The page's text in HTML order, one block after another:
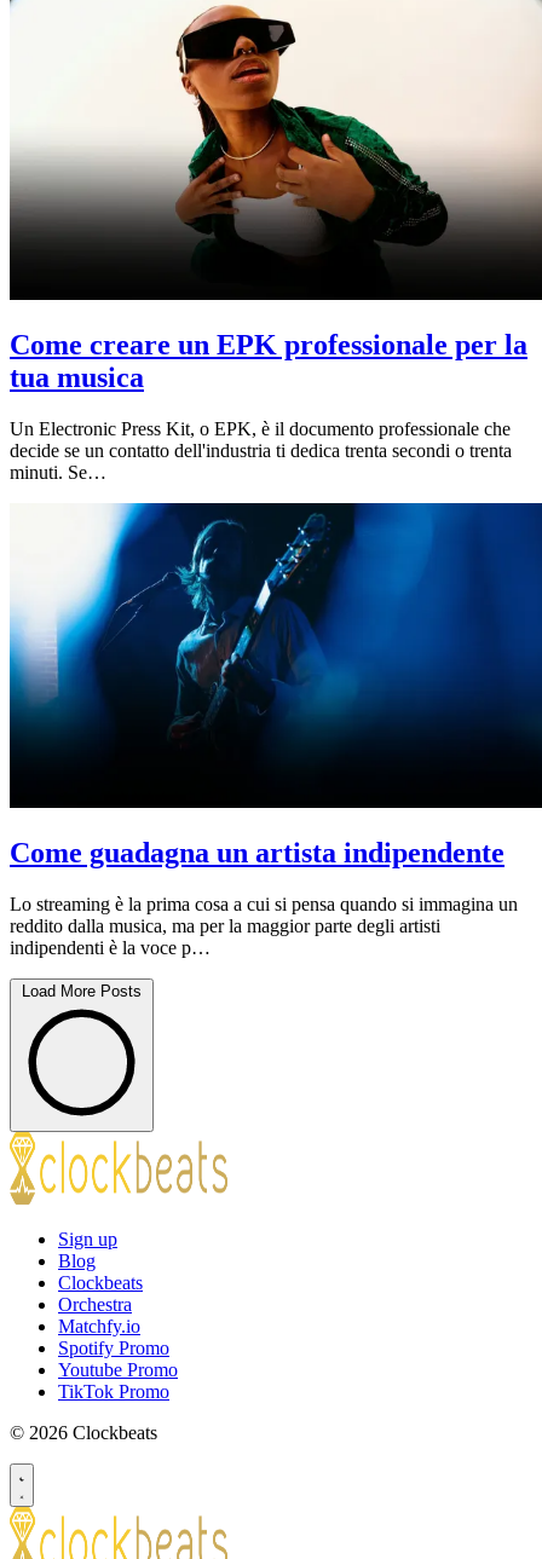
Come creare un EPK professionale per la
tua musica
Un Electronic Press Kit, o EPK, è il documento professionale che
decide se un contatto dell'industria ti dedica trenta secondi o trenta
minuti. Se…
Come guadagna un artista indipendente
Lo streaming è la prima cosa a cui si pensa quando si immagina un
reddito dalla musica, ma per la maggior parte degli artisti
indipendenti è la voce p…
Load More Posts
Sign up
Blog
Clockbeats
Orchestra
Matchfy.io
Spotify Promo
Youtube Promo
TikTok Promo
© 2026 Clockbeats